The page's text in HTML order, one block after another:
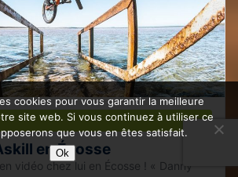
en Écosse
vidéo chez lui en Écosse ! « Danny
cookies pour vous garantir la meilleure
site web. Si vous continuez à utiliser ce
que vous en êtes satisfait.
Ok